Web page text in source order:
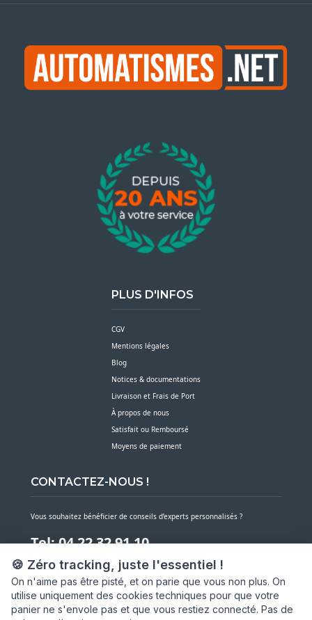
🍪 Zéro tracking, juste l'essentiel !
On n'aime pas être pisté, et on parie que vous non plus. On
utilise uniquement des cookies techniques pour que votre
panier ne s'envole pas et que vous restiez connecté. Pas de
PLUS D'INFOS
CGV
Mentions légales
Blog
Notices & documentations
Livraison et Frais de Port
À propos de nous
Satisfait ou Remboursé
Moyens de paiement
CONTACTEZ-NOUS !
Vous souhaitez bénéficier de conseils d’experts personnalisés ?
Tel: 04 22 32 91 10
Notre service client est à votre écoute du lundi au vendredi de 7h30 à 16h
NOUS CONTACTER PAR MESSAGE